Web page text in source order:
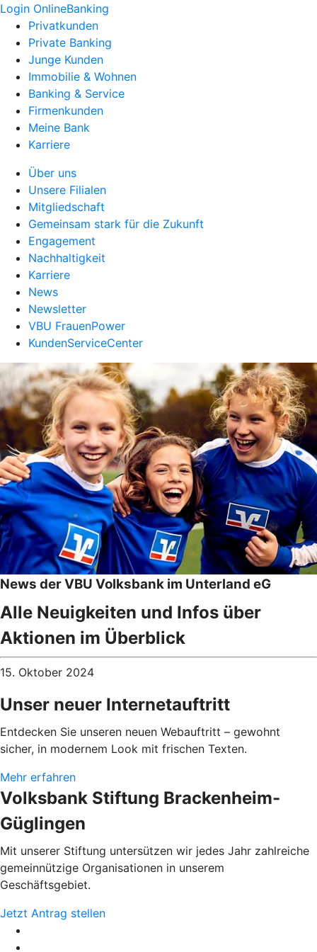
Login OnlineBanking
Privatkunden
Private Banking
Junge Kunden
Immobilie & Wohnen
Banking & Service
Firmenkunden
Meine Bank
Karriere
Über uns
Unsere Filialen
Mitgliedschaft
Gemeinsam stark für die Zukunft
Engagement
Nachhaltigkeit
Karriere
News
Newsletter
VBU FrauenPower
KundenServiceCenter
News der VBU Volksbank im Unterland eG
Alle Neuigkeiten und Infos über
Aktionen im Überblick
15. Oktober 2024
Unser neuer Internetauftritt
Entdecken Sie unseren neuen Webauftritt – gewohnt
sicher, in modernem Look mit frischen Texten.
Mehr erfahren
Volksbank Stiftung Brackenheim-
Güglingen
Mit unserer Stiftung untersützen wir jedes Jahr zahlreiche
gemeinnützige Organisationen in unserem
Geschäftsgebiet.
Jetzt Antrag stellen